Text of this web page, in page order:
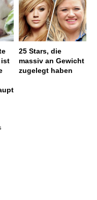
ist
25 Stars, die
massiv an Gewicht
zugelegt haben